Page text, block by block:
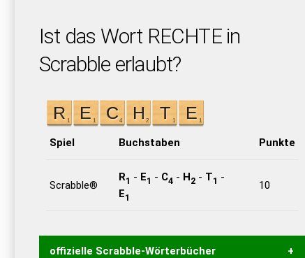
Ist das Wort RECHTE in
Scrabble erlaubt?
Spiel Buchstaben Punkte
Scrabble®
R1 - E1 - C4 - H2- T1 -
E1
10
offizielle Scrabble-Wörterbücher